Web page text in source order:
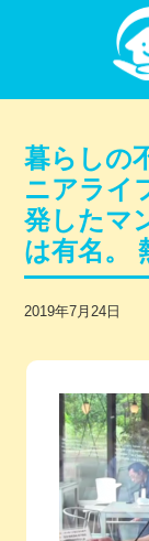
コンテンツに移動
暮らしの
ニアライ
発したマ
は有名。
2019年7月24日